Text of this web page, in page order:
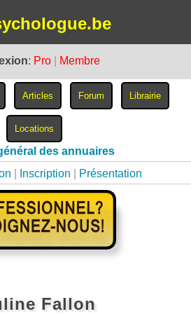
: Pro Membre
des annuaires
Inscription Présentation
Fallon